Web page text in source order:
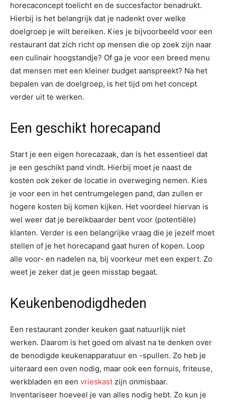
horecaconcept toelicht en de succesfactor benadrukt.
Hierbij is het belangrijk dat je nadenkt over welke
doelgroep je wilt bereiken. Kies je bijvoorbeeld voor een
restaurant dat zich richt op mensen die op zoek zijn naar
een culinair hoogstandje? Of ga je voor een breed menu
dat mensen met een kleiner budget aanspreekt? Na het
bepalen van de doelgroep, is het tijd om het concept
verder uit te werken.
Een geschikt horecapand
Start je een eigen horecazaak, dan is het essentieel dat
je een geschikt pand vindt. Hierbij moet je naast de
kosten ook zeker de locatie in overweging nemen. Kies
je voor een in het centrumgelegen pand, dan zullen er
hogere kosten bij komen kijken. Het voordeel hiervan is
wel weer dat je bereikbaarder bent voor (potentiële)
klanten. Verder is een belangrijke vraag die je jezelf moet
stellen of je het horecapand gaat huren of kopen. Loop
alle voor- en nadelen na, bij voorkeur met een expert. Zo
weet je zeker dat je geen misstap begaat.
Keukenbenodigdheden
Een restaurant zonder keuken gaat natuurlijk niet
werken. Daarom is het goed om alvast na te denken over
de benodigde keukenapparatuur en -spullen. Zo heb je
uiteraard een oven nodig, maar ook een fornuis, friteuse,
werkbladen en een vrieskast zijn onmisbaar.
Inventariseer hoeveel je van alles nodig hebt. Zo kun je